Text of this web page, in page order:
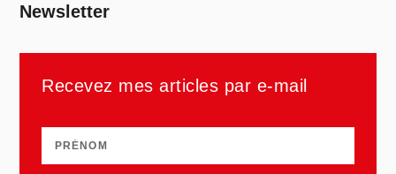
Newsletter
Recevez mes articles par e-mail